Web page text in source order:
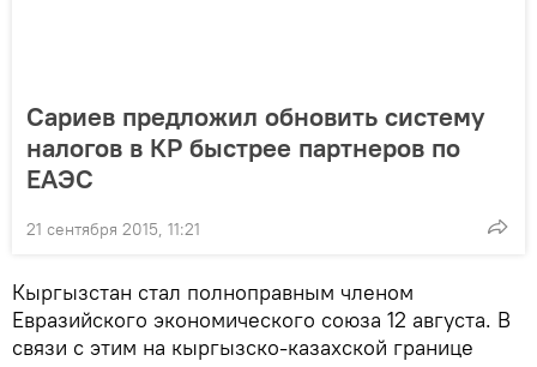
Сариев предложил обновить систему
налогов в КР быстрее партнеров по
ЕАЭС
21 сентября 2015, 11:21
Кыргызстан стал полноправным членом
Евразийского экономического союза 12 августа. В
связи с этим на кыргызско-казахской границе